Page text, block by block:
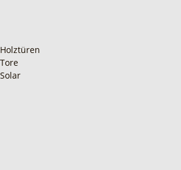
Holztüren
Tore
Solar